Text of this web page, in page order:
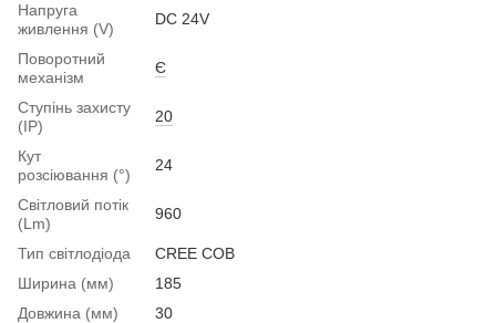
Напруга
живлення (V)
DC 24V
Поворотний
механізм
Є
Ступінь захисту
(IP)
20
Кут
розсіювання (°)
24
Світловий потік
(Lm)
960
Тип світлодіода
CREE COB
Ширина (мм)
185
Довжина (мм)
30